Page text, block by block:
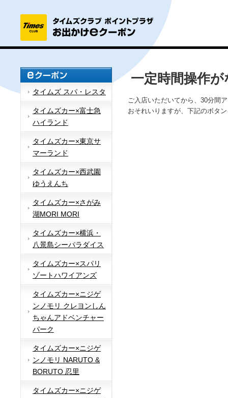
タイムズ スパ・レスタ
タイムズカー×富士急
ハイランド
タイムズカー×東京サ
マーランド
タイムズカー×西武園
ゆうえんち
タイムズカー×さがみ
湖MORI MORI
タイムズカー×横浜・
八景島シーパラダイス
タイムズカー×スパリ
ゾートハワイアンズ
タイムズカー×ニジゲ
ンノモリ クレヨンしん
ちゃんアドベンチャー
パーク
タイムズカー×ニジゲ
ンノモリ NARUTO &
BORUTO 忍里
タイムズカー×ニジゲ
一定時間操作
ご入店いただいてから、30分間
おそれいりますが、下記のボタ